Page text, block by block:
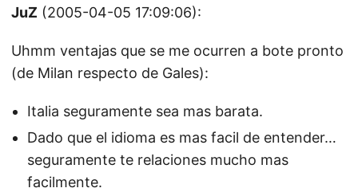
JuZ (2005-04-05 17:09:06):
Uhmm ventajas que se me ocurren a bote pronto
(de Milan respecto de Gales):
Italia seguramente sea mas barata.
Dado que el idioma es mas facil de entender…
seguramente te relaciones mucho mas
facilmente.